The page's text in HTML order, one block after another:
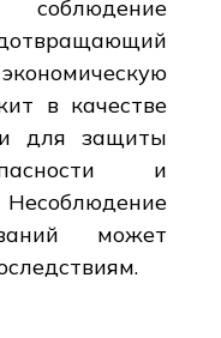
в качестве
для защиты
и
может